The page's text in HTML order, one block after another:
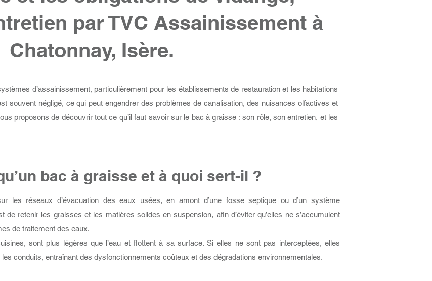
par TVC Assainissement à
Chatonnay, Isère.
d’assainissement, particulièrement pour les établissements de restauration et les habitations
souvent négligé, ce qui peut engendrer des problèmes de canalisation, des nuisances olfactives et
proposons de découvrir tout ce qu’il faut savoir sur le bac à graisse : son rôle, son entretien, et les
bac à graisse et à quoi sert-il ?
les réseaux d’évacuation des eaux usées, en amont d’une fosse septique ou d’un système
de retenir les graisses et les matières solides en suspension, afin d’éviter qu’elles ne s’accumulent
de traitement des eaux.
sont plus légères que l’eau et flottent à sa surface. Si elles ne sont pas interceptées, elles
conduits, entraînant des dysfonctionnements coûteux et des dégradations environnementales.